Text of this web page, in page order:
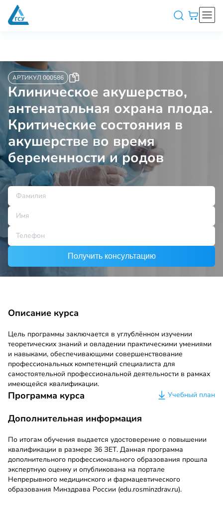
АРТИКУЛ 000586
Клиническое акушерство,
антенатальная охрана плода.
Критические состояния в
акушерстве во время
беременности и родов
Получить консультацию
Описание курса
Цель программы заключается в углублённом изучении
теоретических знаний и овладении практическими умениями
и навыками, обеспечивающими совершенствование
профессиональных компетенций специалиста для
самостоятельной профессиональной деятельности в рамках
имеющейся квалификации.
Программа курса Учебный план
Дополнительная информация
По итогам обучения выдается удостоверение о повышении
квалификации в размере 36 ЗЕТ. Данная программа
дополнительного профессионального образования прошла
экспертную оценку и опубликована на портале
Непрерывного медицинского и фармацевтического
образования Минздрава России (edu.rosminzdrav.ru).